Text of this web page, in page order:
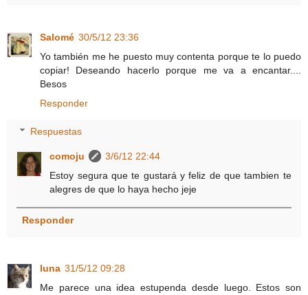
Salomé 30/5/12 23:36
Yo también me he puesto muy contenta porque te lo puedo
copiar! Deseando hacerlo porque me va a encantar....
Besos
Responder
Respuestas
comoju
3/6/12 22:44
Estoy segura que te gustará y feliz de que tambien te
alegres de que lo haya hecho jeje
Responder
luna 31/5/12 09:28
Me parece una idea estupenda desde luego. Estos son